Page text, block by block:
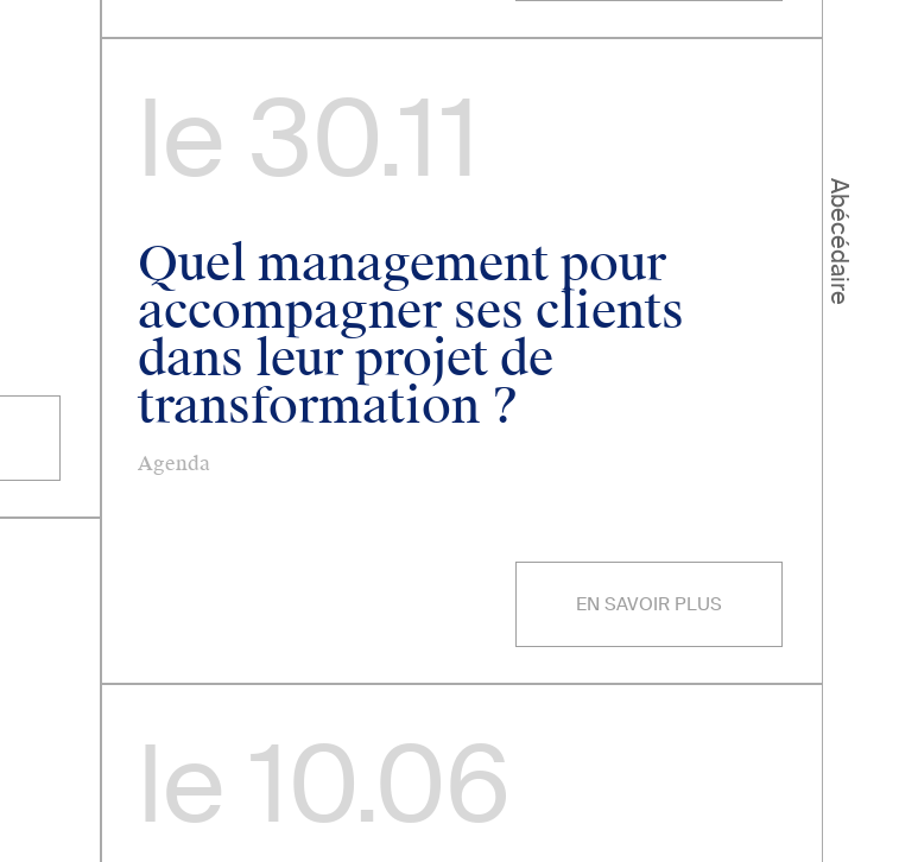
Abécédaire
le 30.11
Quel management pour
accompagner ses clients
dans leur projet de
transformation ?
Agenda
EN SAVOIR PLUS
le 10.06